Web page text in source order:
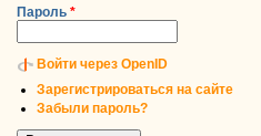
Пароль *
Войти через OpenID
Зарегистрироваться на сайте
Забыли пароль?